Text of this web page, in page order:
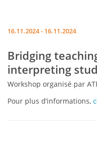
16.11.2024 - 16.11.2024
Bridging
interpreting
Workshop organisé par
Pour plus d’informations,